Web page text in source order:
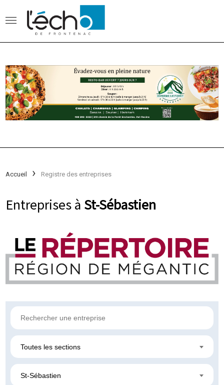
Accueil Registre des entreprises
Entreprises à St-Sébastien
Toutes les sections
St-Sébastien